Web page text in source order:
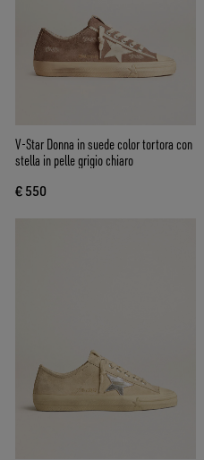
V-Star Donna in suede color tortora con
stella in pelle grigio chiaro
€ 550